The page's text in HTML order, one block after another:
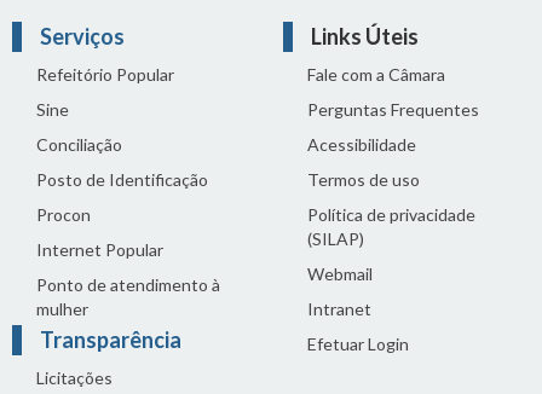
Serviços
Refeitório Popular
Sine
Conciliação
Posto de Identificação
Procon
Internet Popular
Ponto de atendimento à
mulher
Transparência
Licitações
Links Úteis
Fale com a Câmara
Perguntas Frequentes
Acessibilidade
Termos de uso
Política de privacidade
(SILAP)
Webmail
Intranet
Efetuar Login